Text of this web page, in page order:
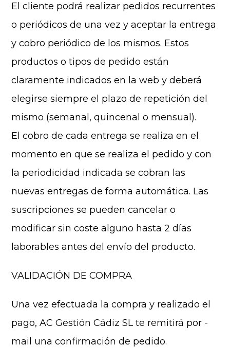
El cliente podrá realizar pedidos recurrentes
o periódicos de una vez y aceptar la entrega
y cobro periódico de los mismos. Estos
productos o tipos de pedido están
claramente indicados en la web y deberá
elegirse siempre el plazo de repetición del
mismo (semanal, quincenal o mensual).
El cobro de cada entrega se realiza en el
momento en que se realiza el pedido y con
la periodicidad indicada se cobran las
nuevas entregas de forma automática. Las
suscripciones se pueden cancelar o
modificar sin coste alguno hasta 2 días
laborables antes del envío del producto.
VALIDACIÓN DE COMPRA
Una vez efectuada la compra y realizado el
pago, AC Gestión Cádiz SL te remitirá por -
mail una confirmación de pedido.